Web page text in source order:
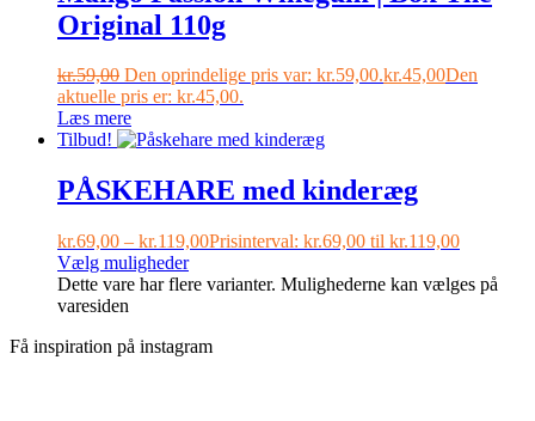
Original 110g
kr.59,00 Den oprindelige pris var: kr.59,00.kr.45,00Den
aktuelle pris er: kr.45,00.
Læs mere
Tilbud!
PÅSKEHARE med kinderæg
kr.69,00 – kr.119,00Prisinterval: kr.69,00 til kr.119,00
Vælg muligheder
Dette vare har flere varianter. Mulighederne kan vælges på
varesiden
Få inspiration på instagram